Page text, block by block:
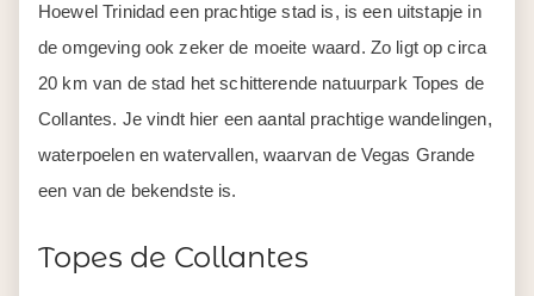
Hoewel Trinidad een prachtige stad is, is een uitstapje in
de omgeving ook zeker de moeite waard. Zo ligt op circa
20 km van de stad het schitterende natuurpark Topes de
Collantes. Je vindt hier een aantal prachtige wandelingen,
waterpoelen en watervallen, waarvan de Vegas Grande
een van de bekendste is.
Topes de Collantes